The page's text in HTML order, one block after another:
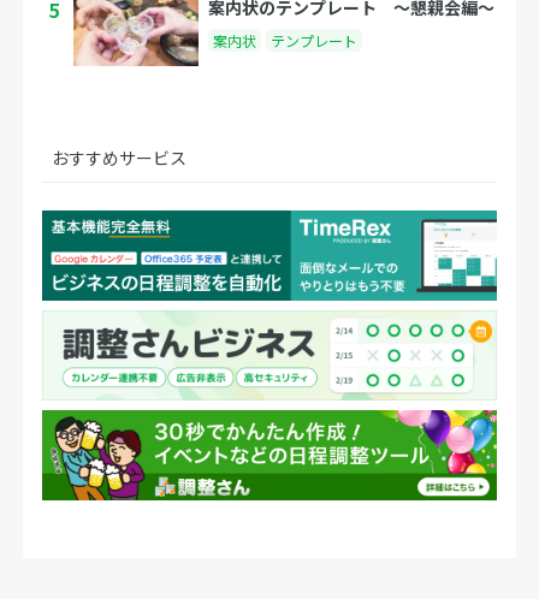
5 案内状のテンプレート 〜懇親会編〜
案内状 テンプレート
おすすめサービス